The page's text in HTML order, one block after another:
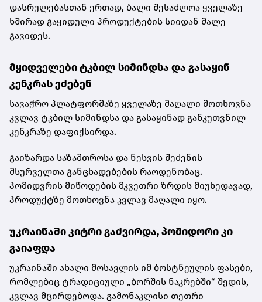
დასრულებასთან ერთად, ბალი შესაძლოა ყველაზე
ხშირად გაყიდული პროდუქტების სიიდან მალე
გავიდეს.
მყიდველები ტკბილ სიმინდსა და გასაყინ
კენკრას ეძებენ
სავაჭრო პლატფორმაზე ყველაზე მაღალი მოთხოვნა
კვლავ ტკბილ სიმინდსა და გასაყინად განკუთვნილ
კენკრაზე დაფიქსირდა.
გაიზარდა საზამთროსა და ნესვის შეძენის
მსურველთა განცხადებების რაოდენობაც.
პომიდვრის მიწოდების მკვეთრი ზრდის მიუხედავად,
პროდუქტზე მოთხოვნა კვლავ მაღალი იყო.
უკრაინაში კიტრი გაძვირდა, პომიდორი კი
გაიაფდა
უკრაინაში ახალი მოსავლის იმ ბოსტნეულის ფასები,
რომლებიც ტრადიციული „ბორშის ნაკრებში“ შედის,
კვლავ მცირდებოდა. გამონაკლისი თეთრი